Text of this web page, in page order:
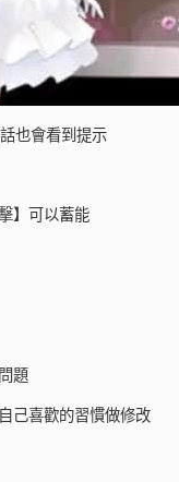
也會看到提示
】可以蓄能
題
己喜歡的習慣做修改